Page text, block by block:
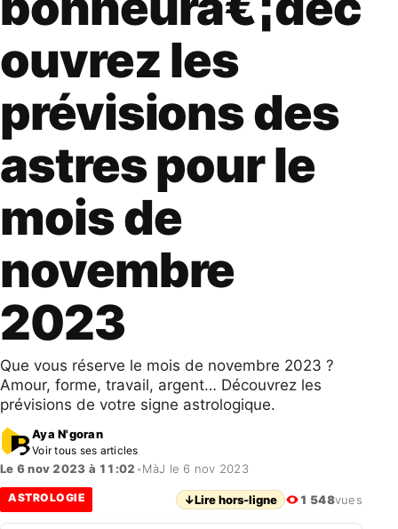
ouvrez les
prévisions des
astres pour le
mois de
novembre
2023
Que vous réserve le mois de novembre 2023 ?
Amour, forme, travail, argent… Découvrez les
prévisions de votre signe astrologique.
Aya N'goran
Voir tous ses articles
Le 6 nov 2023 à 11:02 •MàJ le 6 nov 2023
ASTROLOGIE ↓Lire hors-ligne 1 548vues